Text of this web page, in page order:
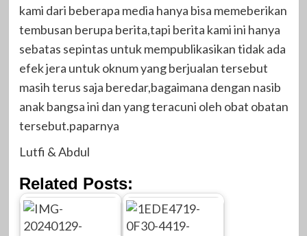
kami dari beberapa media hanya bisa memeberikan
tembusan berupa berita,tapi berita kami ini hanya
sebatas sepintas untuk mempublikasikan tidak ada
efek jera untuk oknum yang berjualan tersebut
masih terus saja beredar,bagaimana dengan nasib
anak bangsa ini dan yang teracuni oleh obat obatan
tersebut.paparnya
Lutfi & Abdul
Related Posts: